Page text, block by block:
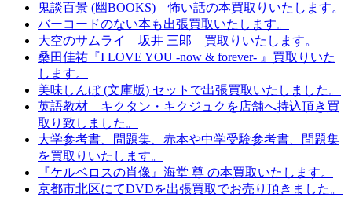
鬼談百景 (幽BOOKS) 怖い話の本買取りいたします。
バーコードのない本も出張買取いたします。
大空のサムライ 坂井 三郎 買取りいたします。
桑田佳祐『I LOVE YOU -now & forever- 』買取りいた
します。
美味しんぼ (文庫版) セットで出張買取いたしました。
英語教材 キクタン・キクジュクを店舗へ持込頂き買
取り致しました。
大学参考書、問題集、赤本や中学受験参考書、問題集
を買取りいたします。
『ケルベロスの肖像』海堂 尊 の本買取いたします。
京都市北区にてDVDを出張買取でお売り頂きました。